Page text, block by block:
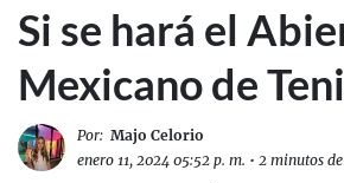
Si se hará el
Mexicano de
Por: Majo Celorio
enero 11, 2024 05:52 p. m. • 2 minutos